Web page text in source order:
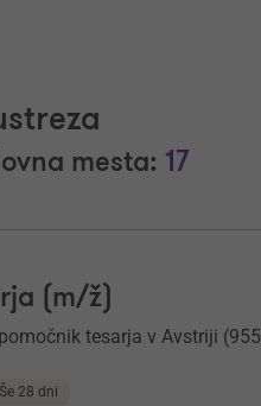
mesta: 17
(m/ž)
tesarja v Avstriji
Še 28 dni